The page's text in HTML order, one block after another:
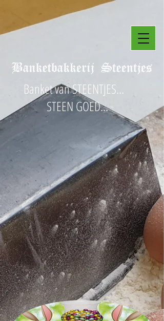
Banket van STEENTJES...
STEEN GOED...